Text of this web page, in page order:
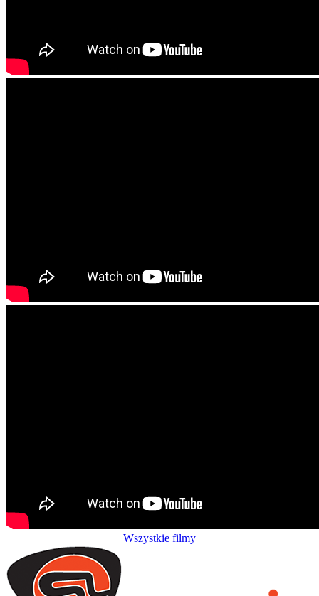
Wszystkie filmy